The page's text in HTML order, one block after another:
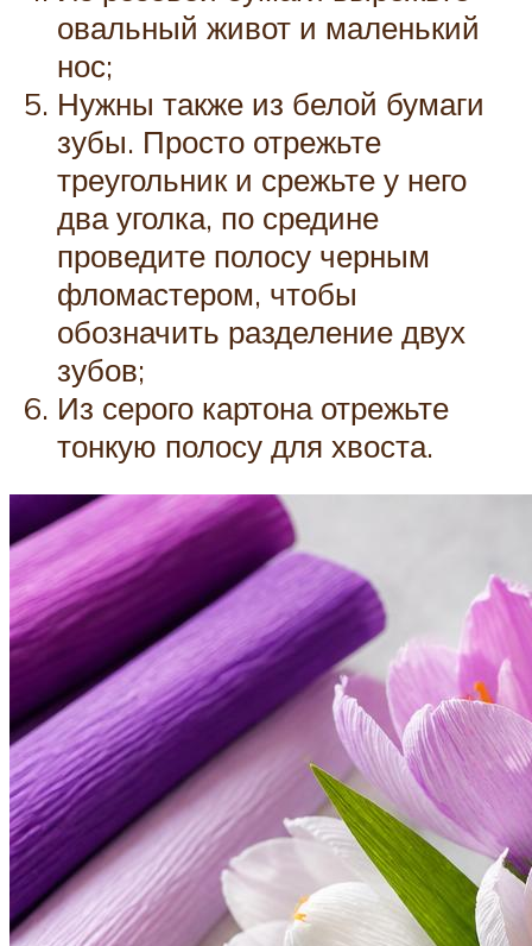
овальный живот и маленький
нос;
Нужны также из белой бумаги
зубы. Просто отрежьте
треугольник и срежьте у него
два уголка, по средине
проведите полосу черным
фломастером, чтобы
обозначить разделение двух
зубов;
Из серого картона отрежьте
тонкую полосу для хвоста.